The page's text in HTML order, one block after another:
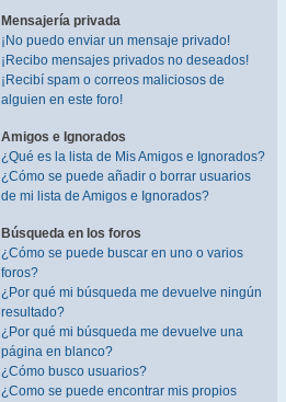
Mensajería privada
¡No puedo enviar un mensaje privado!
¡Recibo mensajes privados no deseados!
¡Recibí spam o correos maliciosos de
alguien en este foro!
Amigos e Ignorados
¿Qué es la lista de Mis Amigos e Ignorados?
¿Cómo se puede añadir o borrar usuarios
de mi lista de Amigos e Ignorados?
Búsqueda en los foros
¿Cómo se puede buscar en uno o varios
foros?
¿Por qué mi búsqueda me devuelve ningún
resultado?
¿Por qué mi búsqueda me devuelve una
página en blanco?
¿Cómo busco usuarios?
¿Como se puede encontrar mis propios